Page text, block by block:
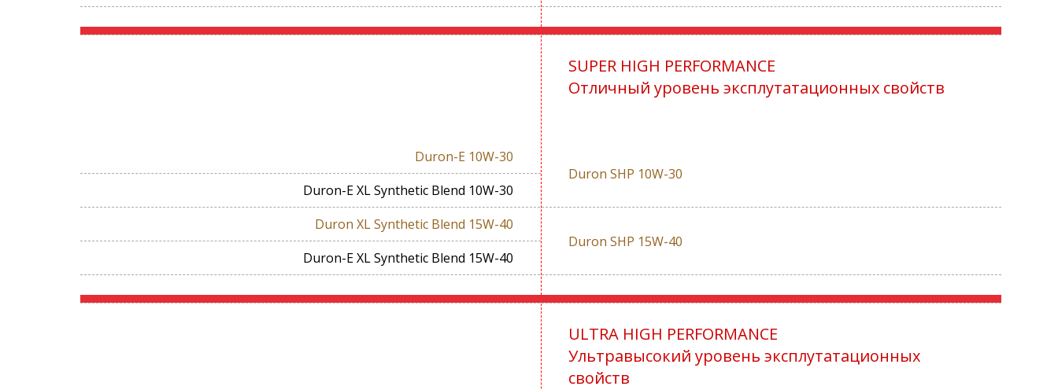
SUPER HIGH PERFORMANCE
Отличный уровень эксплутатационных свойств
Duron-E 10W-30
Duron-E XL Synthetic Blend 10W-30
Duron SHP 10W-30
Duron XL Synthetic Blend 15W-40
Duron-E XL Synthetic Blend 15W-40
Duron SHP 15W-40
ULTRA HIGH PERFORMANCE
Ультравысокий уровень эксплутатационных
свойств